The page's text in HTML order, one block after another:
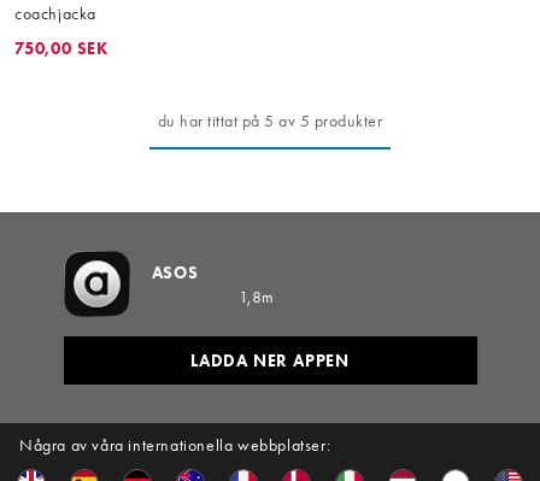
coachjacka
750,00 SEK
du har tittat på 5 av 5 produkter
Några av våra internationella webbplatser:
ASOS
1,8m
LADDA NER APPEN